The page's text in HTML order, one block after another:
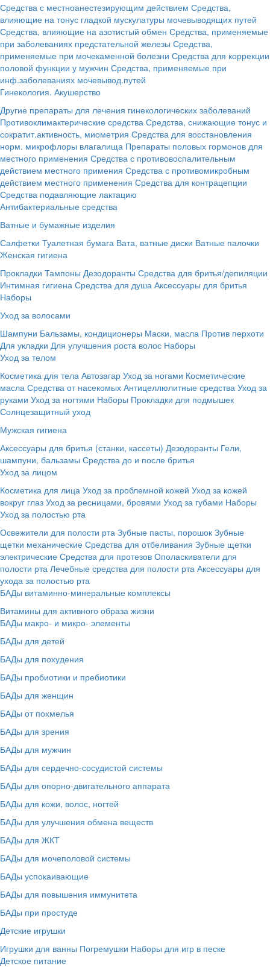
Средства с местноанестезирующим действием Средства,
влияющие на тонус гладкой мускулатуры мочевыводящих путей
Средства, влияющие на азотистый обмен Средства, применяемые
при заболеваниях предстательной железы Средства,
применяемые при мочекаменной болезни Средства для коррекции
половой функции у мужчин Средства, применяемые при
инф.заболеваниях мочевывод.путей
Гинекология. Акушерство
Другие препараты для лечения гинекологических заболеваний
Противоклимактерические средства Средства, снижающие тонус и
сократит.активность, миометрия Средства для восстановления
норм. микрофлоры влагалища Препараты половых гормонов для
местного применения Средства с противовоспалительным
действием местного примения Средства с противомикробным
действием местного применения Средства для контрацепции
Средства подавляющие лактацию
Антибактериальные средства
Ватные и бумажные изделия
Салфетки Туалетная бумага Вата, ватные диски Ватные палочки
Женская гигиена
Прокладки Тампоны Дезодоранты Средства для бритья/депиляции
Интимная гигиена Средства для душа Аксессуары для бритья
Наборы
Уход за волосами
Шампуни Бальзамы, кондиционеры Маски, масла Против перхоти
Для укладки Для улучшения роста волос Наборы
Уход за телом
Косметика для тела Автозагар Уход за ногами Косметические
масла Средства от насекомых Антицеллюлитные средства Уход за
руками Уход за ногтями Наборы Прокладки для подмышек
Солнцезащитный уход
Мужская гигиена
Аксессуары для бритья (станки, кассеты) Дезодоранты Гели,
шампуни, бальзамы Средства до и после бритья
Уход за лицом
Косметика для лица Уход за проблемной кожей Уход за кожей
вокруг глаз Уход за ресницами, бровями Уход за губами Наборы
Уход за полостью рта
Освежители для полости рта Зубные пасты, порошок Зубные
щетки механические Средства для отбеливания Зубные щетки
электрические Средства для протезов Ополаскиватели для
полости рта Лечебные средства для полости рта Аксессуары для
ухода за полостью рта
БАДы витаминно-минеральные комплексы
Витамины для активного образа жизни
БАДы макро- и микро- элементы
БАДы для детей
БАДы для похудения
БАДы пробиотики и пребиотики
БАДы для женщин
БАДы от похмелья
БАДы для зрения
БАДы для мужчин
БАДы для сердечно-сосудистой системы
БАДы для опорно-двигательного аппарата
БАДы для кожи, волос, ногтей
БАДы для улучшения обмена веществ
БАДы для ЖКТ
БАДы для мочеполовой системы
БАДы успокаивающие
БАДы для повышения иммунитета
БАДы при простуде
Детские игрушки
Игрушки для ванны Погремушки Наборы для игр в песке
Детское питание